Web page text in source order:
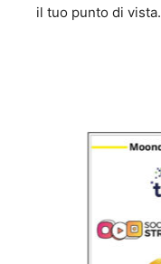
il tuo punto di vista.